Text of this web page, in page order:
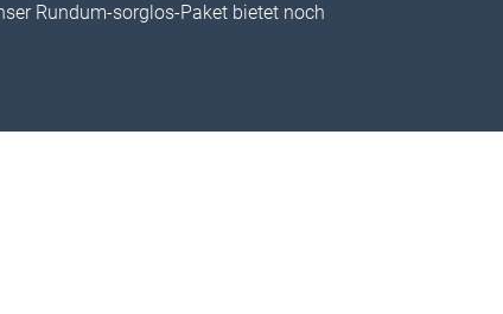
Rundum-sorglos-Paket bietet noch